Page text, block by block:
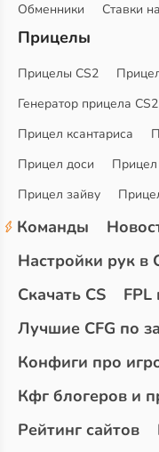
Обменники
Ставки
Прицелы
Прицелы CS2
Генератор прицела CS2
Прицел ксантариса
Прицел доси
Прицел зайву
Команды
Настройки рук в
Скачать CS
FPL
Лучшие CFG по
Конфиги про
Кфг блогеров и
Рейтинг сайтов